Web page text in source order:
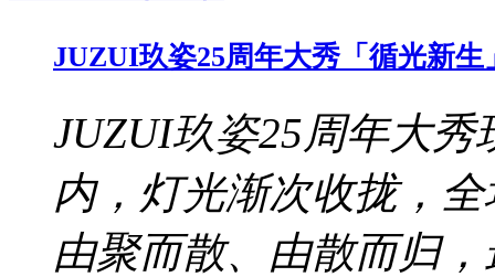
JUZUI玖姿25周年大秀「循光新
JUZUI玖姿25周年大秀
内，灯光渐次收拢，
由聚而散、由散而归